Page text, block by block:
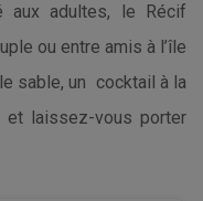
aux adultes, le Récif
ou entre amis à l’île
sable, un cocktail à la
et laissez-vous porter